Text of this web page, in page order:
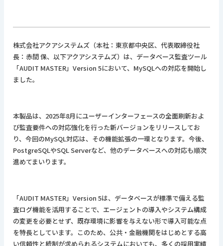
株式会社アクアシステムズ（本社：東京都中央区、代表取締役社
長：赤間 保、以下アクアシステムズ）は、データベース監査ツール
「AUDIT MASTER」Version 5において、MySQLへの対応を開始し
ました。
本製品は、2025年8月にユーザーインターフェースの全面刷新およ
び監査要件への対応強化を行った新バージョンをリリースしてお
り、今回のMySQL対応は、その機能拡張の一環となります。今後、
PostgreSQLやSQL Serverなど、他のデータベースへの対応も順次
進めてまいります。
「AUDIT MASTER」Version 5は、データベースが標準で備える監
査ログ機能を活用することで、エージェントの導入やシステム構成
の変更を必要とせず、既存環境に影響を与えない形で導入可能な点
を特長としています。このため、公共・金融機関をはじめとする高
い信頼性と統制が求められるシステムにおいても、多くの採用実績